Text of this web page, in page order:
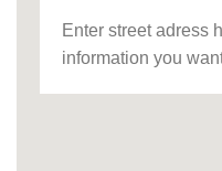
Enter street adress
information you